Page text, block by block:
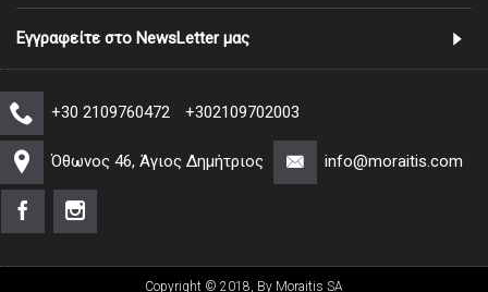
Εγγραφείτε στο NewsLetter μας
+30 2109760472 +302109702003
Όθωνος 46, Άγιος Δημήτριος info@moraitis.com
Copyright © 2018, By Moraitis SA